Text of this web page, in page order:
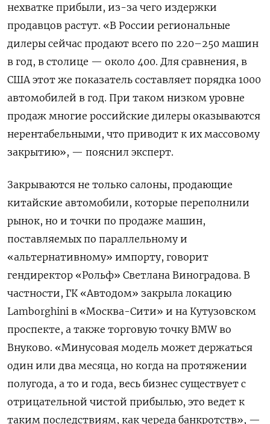
нехватке прибыли, из-за чего издержки
продавцов растут. «В России региональные
дилеры сейчас продают всего по 220–250 машин
в год, в столице — около 400. Для сравнения, в
США этот же показатель составляет порядка 1000
автомобилей в год. При таком низком уровне
продаж многие российские дилеры оказываются
нерентабельными, что приводит к их массовому
закрытию», — пояснил эксперт.
Закрываются не только салоны, продающие
китайские автомобили, которые переполнили
рынок, но и точки по продаже машин,
поставляемых по параллельному и
«альтернативному» импорту, говорит
гендиректор «Рольф» Светлана Виноградова. В
частности, ГК «Автодом» закрыла локацию
Lamborghini в «Москва-Сити» и на Кутузовском
проспекте, а также торговую точку BMW во
Внуково. «Минусовая модель может держаться
один или два месяца, но когда на протяжении
полугода, а то и года, весь бизнес существует с
отрицательной чистой прибылью, это ведет к
таким последствиям, как череда банкротств», —